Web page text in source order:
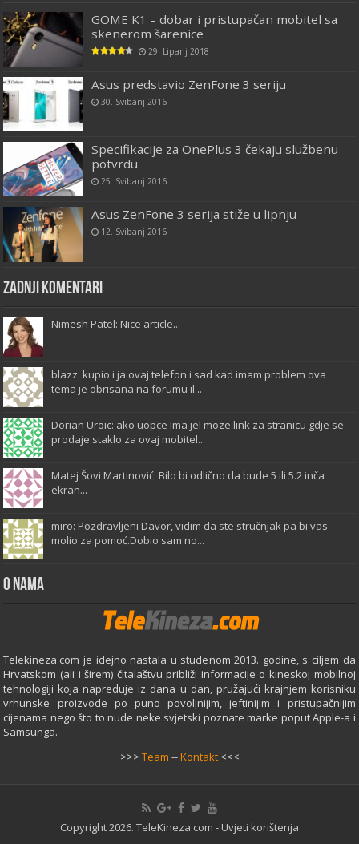
GOME K1 – dobar i pristupačan mobitel sa
skenerom šarenice
29. Lipanj 2018
Asus predstavio ZenFone 3 seriju
30. Svibanj 2016
Specifikacije za OnePlus 3 čekaju službenu
potvrdu
25. Svibanj 2016
Asus ZenFone 3 serija stiže u lipnju
12. Svibanj 2016
Zadnji komentari
Nimesh Patel: Nice article...
blazz: kupio i ja ovaj telefon i sad kad imam problem ova
tema je obrisana na forumu il...
Dorian Uroic: ako uopce ima jel moze link za stranicu gdje se
prodaje staklo za ovaj mobitel...
Matej Šovi Martinović: Bilo bi odlično da bude 5 ili 5.2 inča
ekran...
miro: Pozdravljeni Davor, vidim da ste stručnjak pa bi vas
molio za pomoć.Dobio sam no...
O Nama
Telekineza.com je idejno nastala u studenom 2013. godine, s ciljem da
Hrvatskom (ali i širem) čitalaštvu približi informacije o kineskoj mobilnoj
tehnologiji koja napreduje iz dana u dan, pružajući krajnjem korisniku
vrhunske proizvode po puno povoljnijim, jeftinijim i pristupačnijim
cijenama nego što to nude neke svjetski poznate marke poput Apple-a i
Samsunga.
>>> Team --Kontakt<<<
Copyright 2026. TeleKineza.com - Uvjeti korištenja